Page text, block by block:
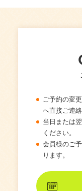
ご予約の変
へ直接ご連絡
当日または
ください。
会員様のご
ります。